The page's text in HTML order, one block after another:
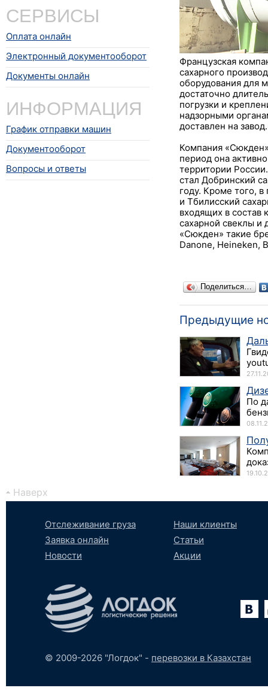
СЕРВИСЫ
Оплата онлайн
Электронный документооборот
Документы онлайн
ИНФОРМАЦИЯ
График отправки машин
Документооборот
Вопросы и ответы
Французская
сахарного
оборудования для
достаточно
погрузки и
надзорными
доставлен на завод.
Компания
период она
территории
стал Добринский
году. Кроме того,
и Тбилисский
входящих в состав
сахарной свеклы и
«Сюкден» такие
Danone, Heineken,
Поделиться…
Предыдущие
По
Наверх
Отслеживание груза
Заявка онлайн
Новости
Наши клиенты
Статьи
Акции
ВконтактеYouTubetumblr
SoundCloud
© 2009-2026 "Логдок" - перевозки в Казахстан